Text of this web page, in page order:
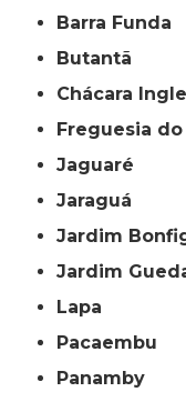
Barra Funda
Butantã
Chácara
Freguesia do
Jaguaré
Jaraguá
Jardim
Jardim
Lapa
Pacaembu
Panamby